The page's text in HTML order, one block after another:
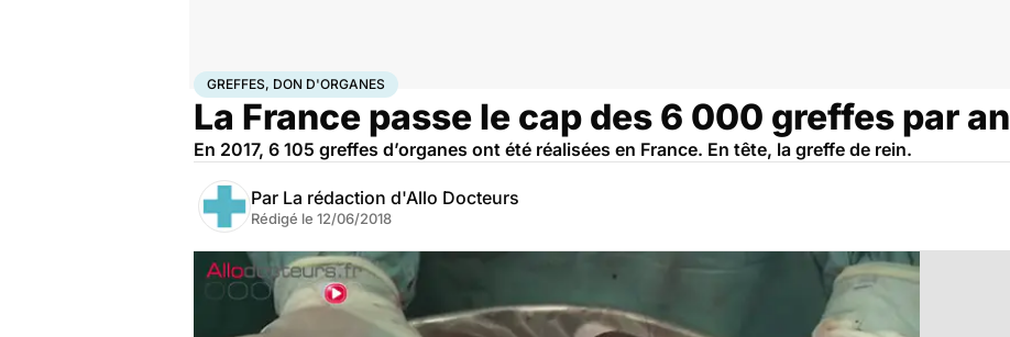
AccueilSantéGreffes, don d'organes
GREFFES, DON D'ORGANES
La France passe le cap des 6 000 greffes par an
En 2017, 6 105 greffes d’organes ont été réalisées en France. En tête, la greffe de rein.
Par La rédaction d'Allo Docteurs
Rédigé le 12/06/2018